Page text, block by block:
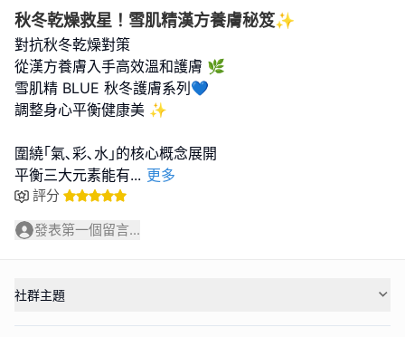
秋冬乾燥救星！雪肌精漢方養膚秘笈✨
對抗秋冬乾燥對策
從漢方養膚入手高效溫和護膚 🌿
雪肌精 BLUE 秋冬護膚系列💙
調整身心平衡健康美 ✨
圍繞｢氣､彩､水｣的核心概念展開
平衡三大元素能有... 更多
評分
發表第一個留言...
社群主題